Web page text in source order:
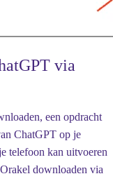
via
een opdracht
ChatGPT op je
telefoon kan uitvoeren
downloaden via